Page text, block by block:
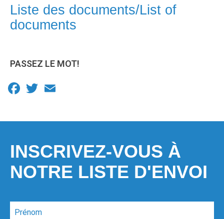
Liste des documents/List of
documents
PASSEZ LE MOT!
Facebook
Twitter
INSCRIVEZ-VOUS À
NOTRE LISTE D'ENVOI